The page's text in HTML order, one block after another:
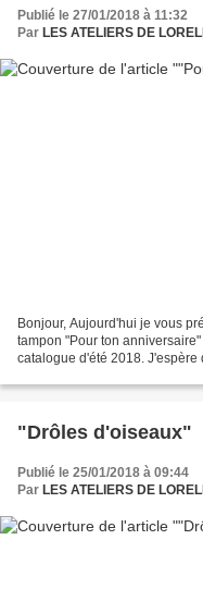
Publié le 27/01/2018 à 11:32
Par LES ATELIERS DE
Bonjour, Aujourd'hui je vous
tampon "Pour ton
catalogue d'été 2018. J'espère
"Drôles d'oiseaux"
Publié le 25/01/2018 à 09:44
Par LES ATELIERS DE